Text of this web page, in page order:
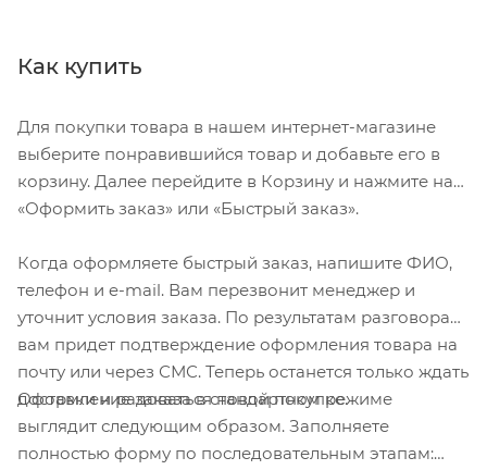
Как купить
Для покупки товара в нашем интернет-магазине
выберите понравившийся товар и добавьте его в
корзину. Далее перейдите в Корзину и нажмите на
«Оформить заказ» или «Быстрый заказ».
Когда оформляете быстрый заказ, напишите ФИО,
телефон и e-mail. Вам перезвонит менеджер и
уточнит условия заказа. По результатам разговора
вам придет подтверждение оформления товара на
почту или через СМС. Теперь останется только ждать
доставки и радоваться новой покупке.
Оформление заказа в стандартном режиме
выглядит следующим образом. Заполняете
полностью форму по последовательным этапам: